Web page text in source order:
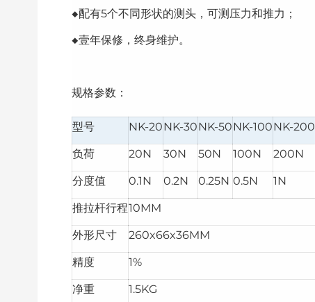
◆配有5个不同形状的测头，可测压力和推力；
◆壹年保修，终身维护。
规格参数：
型号 NK-20NK-30NK-50NK-100NK-200
负荷 20N 30N 50N 100N 200N
分度值 0.1N 0.2N 0.25N 0.5N 1N
推拉杆行程10MM
外形尺寸 260x66x36MM
精度 1%
净重 1.5KG